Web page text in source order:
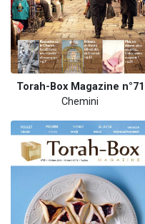
Torah-Box Magazine n°71
Chemini